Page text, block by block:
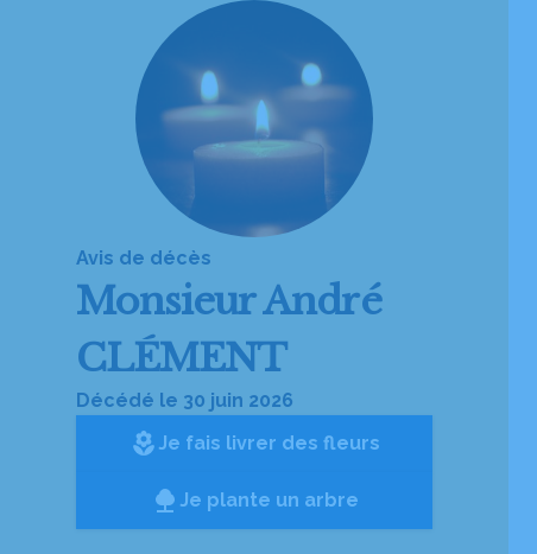
Avis de décès
MonsieurAndré
CLÉMENT
Décédé le 30 juin 2026
local_florist Je fais livrer des fleurs
Je plante un arbre